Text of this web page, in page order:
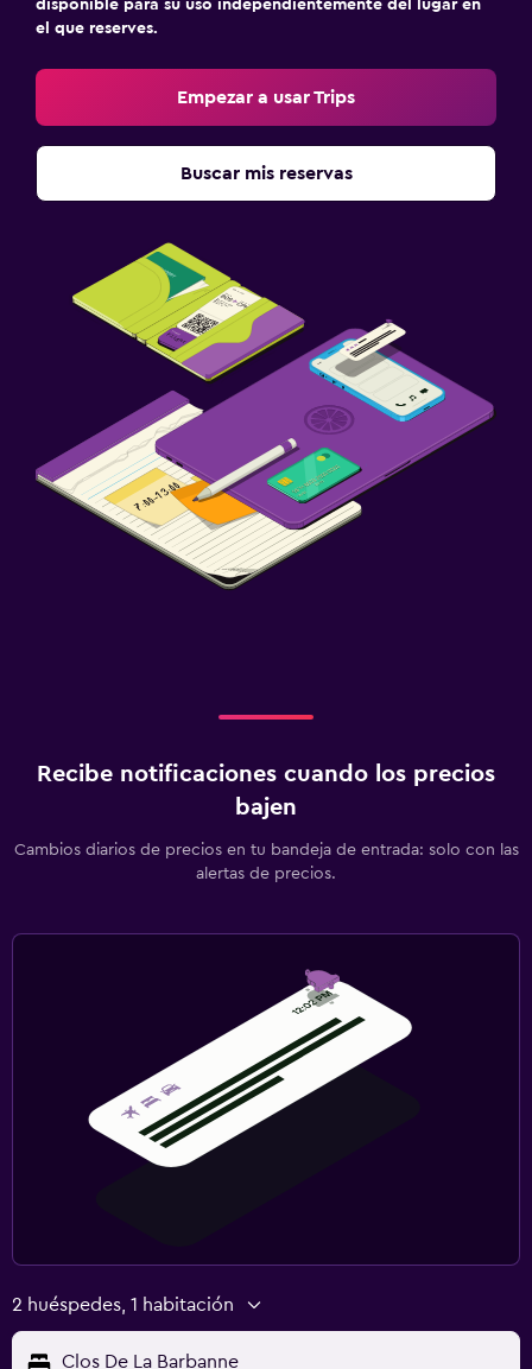
disponible para su uso independientemente del lugar en
el que reserves.
Empezar a usar Trips
Buscar mis reservas
Recibe notificaciones cuando los precios
bajen
Cambios diarios de precios en tu bandeja de entrada: solo con las
alertas de precios.
2 huéspedes, 1 habitación
Clos De La Barbanne